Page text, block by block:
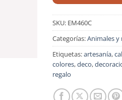
SKU: EM460C
Categorías:Animales y
Etiquetas:artesanía,
colores,deco,
regalo